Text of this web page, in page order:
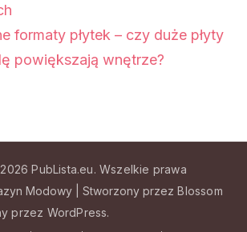
formaty płytek – czy duże płyty
powiększają wnętrze?
PubLista.eu. Wszelkie prawa
Modowy | Stworzony przezBlossom
przez WordPress.